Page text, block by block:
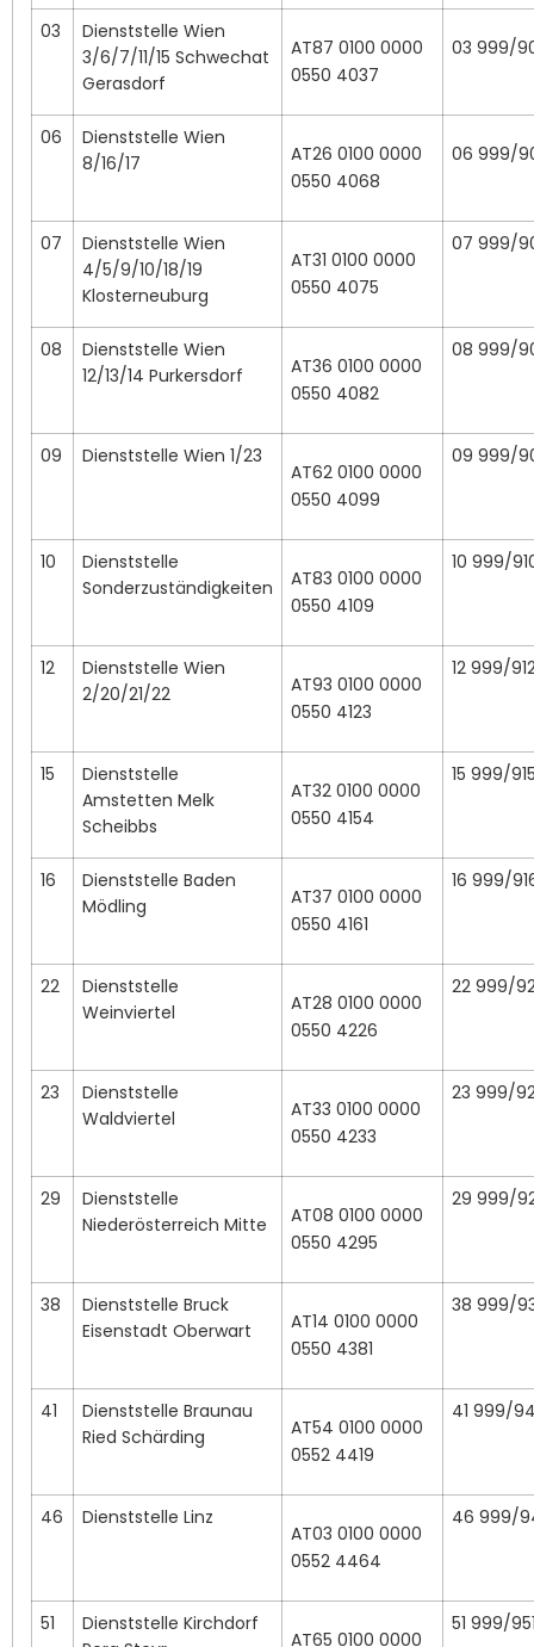
03
Dienststelle Wien
3/6/7/11/15 Schwechat
Gerasdorf
AT87 0100 0000
0550 4037
03 999/
06
Dienststelle Wien
8/16/17
AT26 0100 0000
0550 4068
06 999/
07
Dienststelle Wien
4/5/9/10/18/19
Klosterneuburg
AT31 0100 0000
0550 4075
07 999/
08
Dienststelle Wien
12/13/14 Purkersdorf
AT36 0100 0000
0550 4082
08 999/
09 Dienststelle Wien 1/23
AT62 0100 0000
0550 4099
09 999/
10
Dienststelle
Sonderzuständigkeiten
AT83 0100 0000
0550 4109
10 999/
12
Dienststelle Wien
2/20/21/22
AT93 0100 0000
0550 4123
12 999/
15
Dienststelle
Amstetten Melk
Scheibbs
AT32 0100 0000
0550 4154
15 999/
16
Dienststelle Baden
Mödling
AT37 0100 0000
0550 4161
16 999/
22
Dienststelle
Weinviertel
AT28 0100 0000
0550 4226
22 999/
23
Dienststelle
Waldviertel
AT33 0100 0000
0550 4233
23 999/
29
Dienststelle
Niederösterreich Mitte
AT08 0100 0000
0550 4295
29 999/
38
Dienststelle Bruck
Eisenstadt Oberwart
AT14 0100 0000
0550 4381
38 999/
41
Dienststelle Braunau
Ried Schärding
AT54 0100 0000
0552 4419
41 999/
46 Dienststelle Linz
AT03 0100 0000
0552 4464
46 999/
51
Dienststelle Kirchdorf
AT65 0100 0000
51 999/